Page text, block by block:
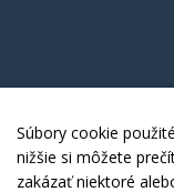
Súbory cookie
nižšie si môžete
zakázať niektoré